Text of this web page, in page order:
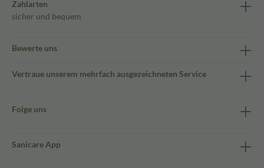
Zahlarten
sicher und bequem
Bewerte uns
Vertraue unserem mehrfach ausgezeichneten Service
Folge uns
Sanicare App